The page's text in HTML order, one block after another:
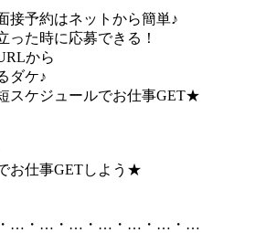
接予約はネットから簡単♪
った時に応募できる！
から
ダケ♪
スケジュールでお仕事GET★
お仕事GETしよう★
…・…・…・…・…・…・…